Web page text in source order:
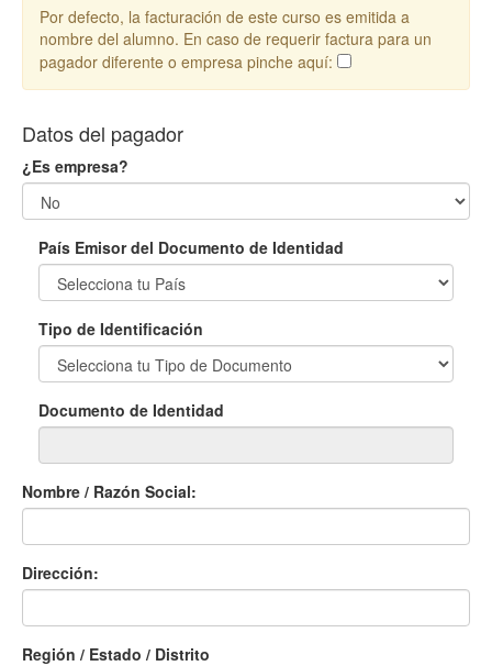
Por defecto, la facturación de este curso es emitida a
nombre del alumno. En caso de requerir factura para un
pagador diferente o empresa pinche aquí:
Datos del pagador
¿Es empresa?
País Emisor del Documento de Identidad
Tipo de Identificación
Documento de Identidad
Nombre / Razón Social:
Dirección:
Región / Estado / Distrito